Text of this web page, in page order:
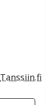
Tanssiin.fi